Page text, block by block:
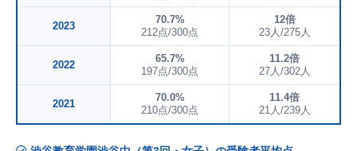
2023
70.7%
212点/300点
12倍
23人/275人
2022
65.7%
197点/300点
11.2倍
27人/302人
2021
70.0%
210点/300点
11.4倍
21人/239人